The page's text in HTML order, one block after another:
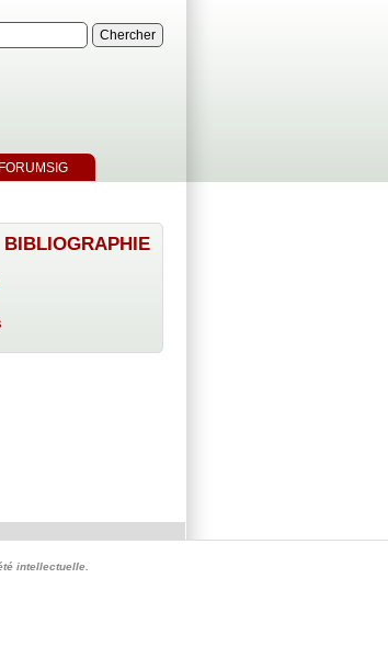
FORUMSIG
BIBLIOGRAPHIE
intellectuelle.